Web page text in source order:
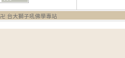
卍 台大獅子吼佛學專站